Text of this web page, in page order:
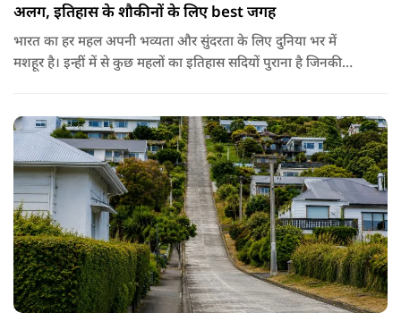
अलग, इतिहास के शौकीनों के लिए best जगह
भारत का हर महल अपनी भव्यता और सुंदरता के लिए दुनिया भर में
मशहूर है। इन्हीं में से कुछ महलों का इतिहास सदियों पुराना है जिनकी